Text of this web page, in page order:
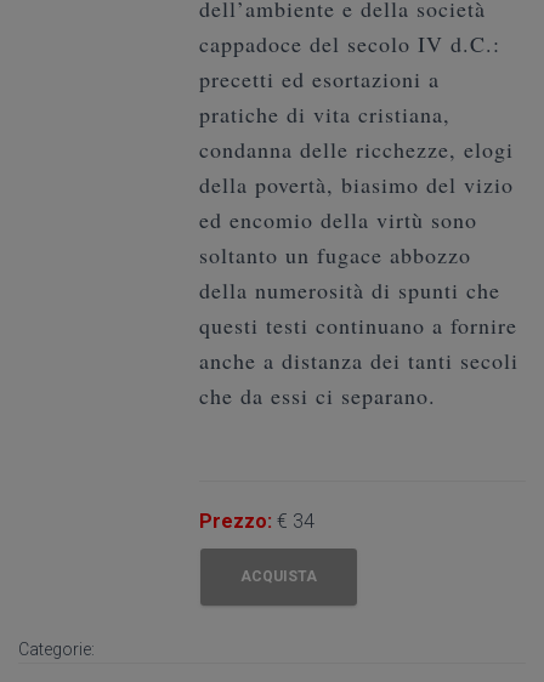
dell’ambiente e della società
cappadoce del secolo IV d.C.:
precetti ed esortazioni a
pratiche di vita cristiana,
condanna delle ricchezze, elogi
della povertà, biasimo del vizio
ed encomio della virtù sono
soltanto un fugace abbozzo
della numerosità di spunti che
questi testi continuano a fornire
anche a distanza dei tanti secoli
che da essi ci separano.
Prezzo:€ 34
ACQUISTA
Categorie: